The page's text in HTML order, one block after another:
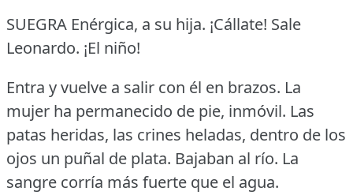
SUEGRA Enérgica, a su hija. ¡Cállate! Sale
Leonardo. ¡El niño!
Entra y vuelve a salir con él en brazos. La
mujer ha permanecido de pie, inmóvil. Las
patas heridas, las crines heladas, dentro de los
ojos un puñal de plata. Bajaban al río. La
sangre corría más fuerte que el agua.